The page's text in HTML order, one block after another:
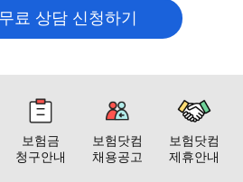
료 상담 신청하기
보험금
청구안내
보험닷컴
채용공고
보험닷컴
제휴안내